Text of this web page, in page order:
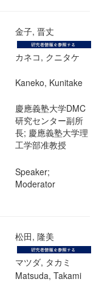
金子, 晋丈
カネコ, クニタケ
Kaneko, Kunitake
慶應義塾大学DMC
研究センター副所
長; 慶應義塾大学理
工学部准教授
Speaker;
Moderator
松田, 隆美
マツダ, タカミ
Matsuda, Takami